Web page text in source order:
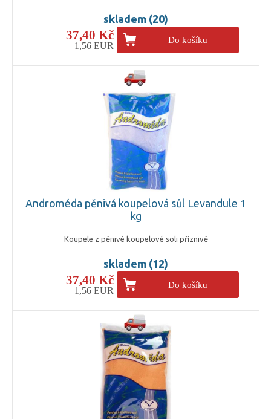
skladem (20)
37,40 Kč
1,56 EUR
Do košíku
Androméda pěnivá koupelová sůl Levandule 1
kg
Koupele z pěnivé koupelové soli příznivě
skladem (12)
37,40 Kč
1,56 EUR
Do košíku